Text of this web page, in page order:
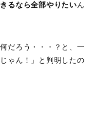
るなら全部やりたいん
だろう・・・？と、一
ゃん！」と判明したの